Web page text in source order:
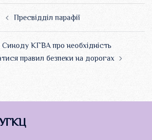
Пресвідділ парафії
КГВА про необхідність
правил безпеки на дорогах